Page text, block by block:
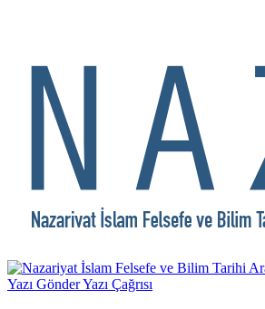
Yazı GönderYazı Çağrısı